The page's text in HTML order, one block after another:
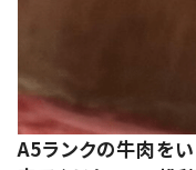
A5ランクの牛肉を